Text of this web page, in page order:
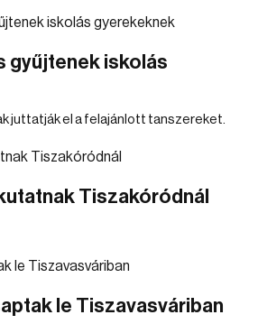
gyűjtenek iskolás
juttatják el a felajánlott tanszereket.
Tiszakóródnál
le Tiszavasváriban